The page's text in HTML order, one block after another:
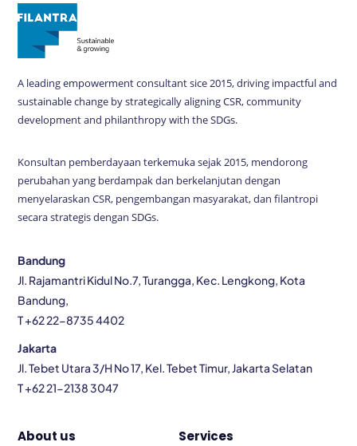
A leading empowerment consultant sice 2015, driving impactful and
sustainable change by strategically aligning CSR, community
development and philanthropy with the SDGs.
Konsultan pemberdayaan terkemuka sejak 2015, mendorong
perubahan yang berdampak dan berkelanjutan dengan
menyelaraskan CSR, pengembangan masyarakat, dan filantropi
secara strategis dengan SDGs.
Bandung
Jl. Rajamantri Kidul No.7, Turangga, Kec. Lengkong, Kota
Bandung,
T +62 22-8735 4402
Jakarta
Jl. Tebet Utara 3/H No 17, Kel. Tebet Timur, Jakarta Selatan
T +62 21-2138 3047
About us Services